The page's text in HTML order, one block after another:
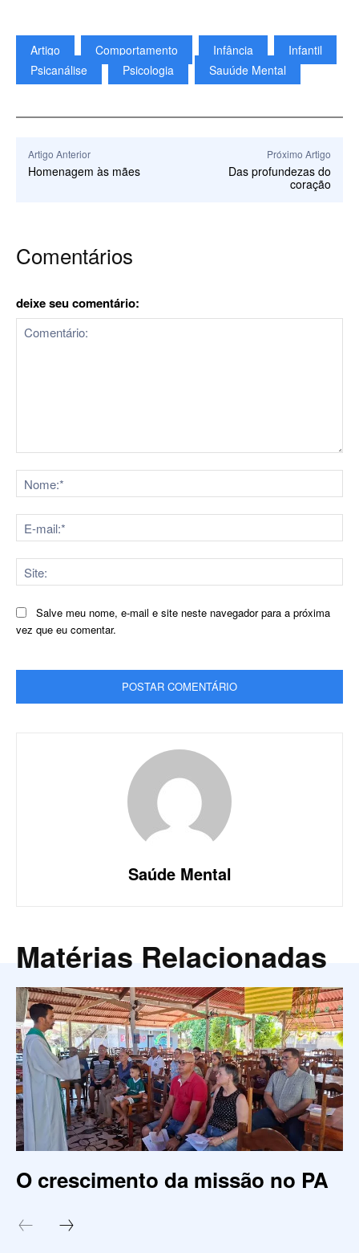
Artigo Comportamento Infância
Infantil
Psicanálise
Psicologia Sauúde Mental
Artigo Anterior
Homenagem às mães
Próximo Artigo
Das profundezas do
coração
Comentários
deixe seu comentário:
Salve meu nome, e-mail e site neste navegador para a próxima
vez que eu comentar.
Saúde Mental
Matérias Relacionadas
O crescimento da missão no PA